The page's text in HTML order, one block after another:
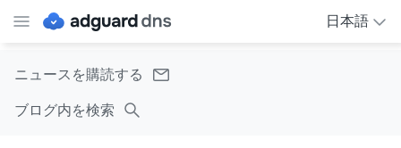
日本語
ニュースを購読する
ブログ内を検索